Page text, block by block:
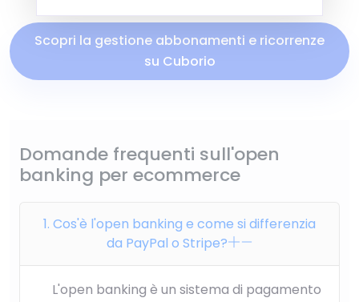
Scopri la gestione abbonamenti e ricorrenze
su Cuborio
Domande frequenti sull'open
banking per ecommerce
1. Cos'è l'open banking e come si differenzia
da PayPal o Stripe?
L'open banking è un sistema di pagamento